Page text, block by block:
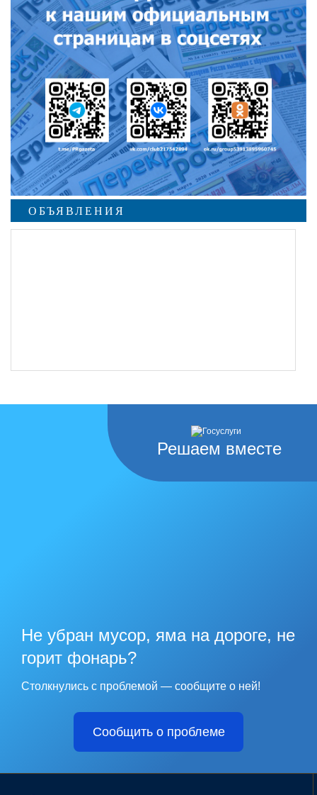
ОБЪЯВЛЕНИЯ
Решаем вместе
Не убран мусор, яма на дороге, не
горит фонарь?
Столкнулись с проблемой — сообщите о ней!
Сообщить о проблеме